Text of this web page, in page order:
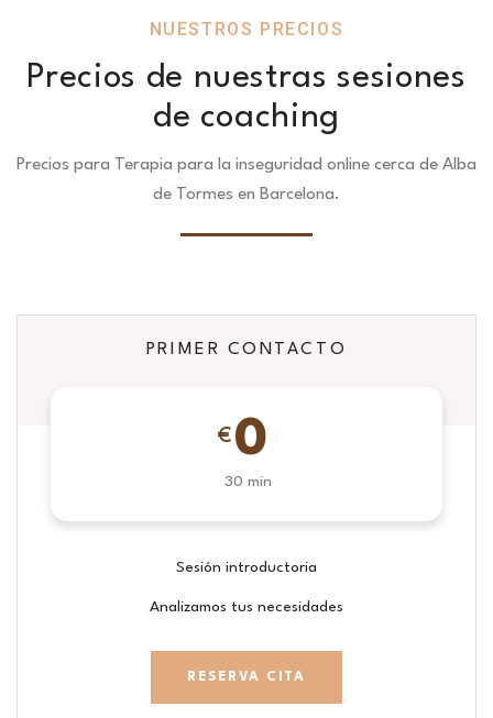
NUESTROS PRECIOS
Precios de nuestras sesiones
de coaching
Precios para Terapia para la inseguridad online cerca de Alba
de Tormes en Barcelona.
PRIMER CONTACTO
€ 0
30 min
Sesión introductoria
Analizamos tus necesidades
RESERVA CITA